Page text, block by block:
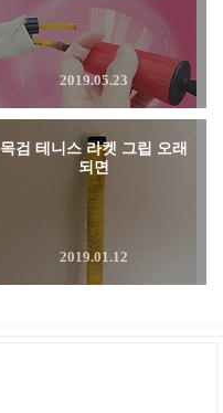
2019.05.23
목검 테니스 라켓 그립 오래
되면
2019.01.12